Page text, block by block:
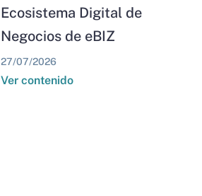
Ecosistema Digital de
Negocios de eBIZ
27/07/2026
Ver contenido